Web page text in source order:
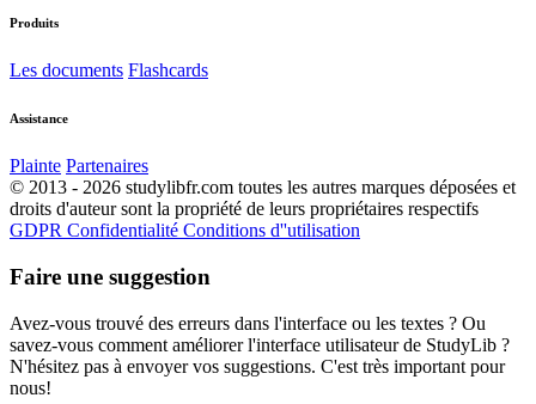
Produits
Les documents Flashcards
Assistance
Plainte Partenaires
© 2013 - 2026 studylibfr.com toutes les autres marques déposées et
droits d'auteur sont la propriété de leurs propriétaires respectifs
GDPR Confidentialité Conditions d''utilisation
Faire une suggestion
Avez-vous trouvé des erreurs dans l'interface ou les textes ? Ou
savez-vous comment améliorer l'interface utilisateur de StudyLib ?
N'hésitez pas à envoyer vos suggestions. C'est très important pour
nous!